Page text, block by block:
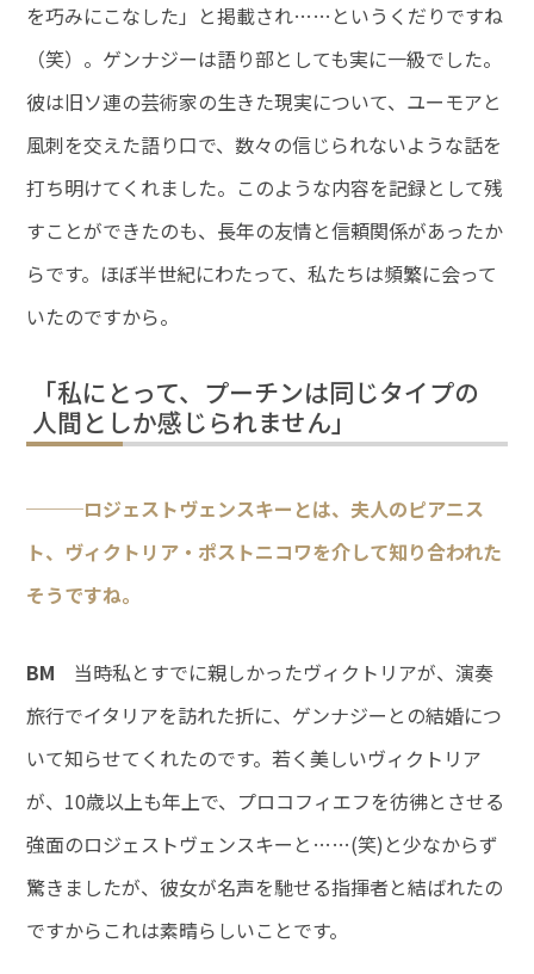
を巧みにこなした」と掲載され……というくだりですね
（笑）。ゲンナジーは語り部としても実に一級でした。
彼は旧ソ連の芸術家の生きた現実について、ユーモアと
風刺を交えた語り口で、数々の信じられないような話を
打ち明けてくれました。このような内容を記録として残
すことができたのも、長年の友情と信頼関係があったか
らです。ほぼ半世紀にわたって、私たちは頻繁に会って
いたのですから。
「私にとって、プーチンは同じタイプの
人間としか感じられません」
───ロジェストヴェンスキーとは、夫人のピアニス
ト、ヴィクトリア・ポストニコワを介して知り合われた
そうですね。
BM 当時私とすでに親しかったヴィクトリアが、演奏
旅行でイタリアを訪れた折に、ゲンナジーとの結婚につ
いて知らせてくれたのです。若く美しいヴィクトリア
が、10歳以上も年上で、プロコフィエフを彷彿とさせる
強面のロジェストヴェンスキーと……(笑)と少なからず
驚きましたが、彼女が名声を馳せる指揮者と結ばれたの
ですからこれは素晴らしいことです。